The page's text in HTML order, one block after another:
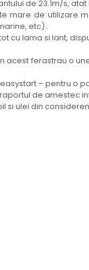
de 23.1m/s,
mare de utilizare
etc)..
cu lama si lant,
acest ferastrau o
– pentru o
de amestec
si ulei din